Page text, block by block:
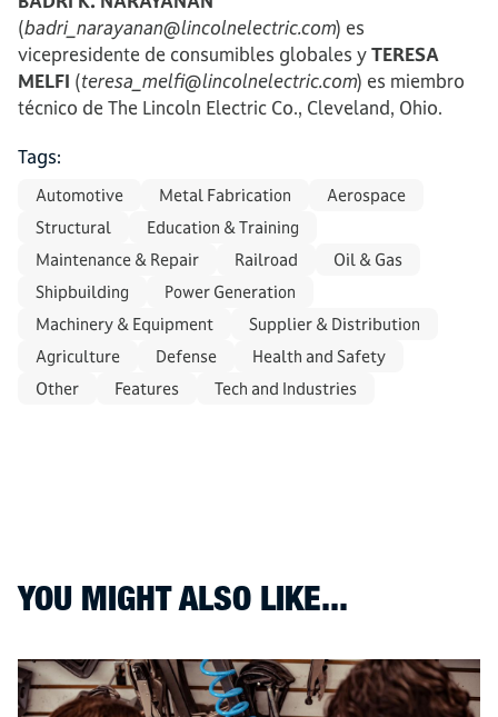
(badri_narayanan@lincolnelectric.com) es
vicepresidente de consumibles globales yTERESA
MELFI (teresa_melfi@lincolnelectric.com) es miembro
técnico de The Lincoln Electric Co., Cleveland, Ohio.
Tags:
Automotive Metal Fabrication
Aerospace
Structural
Education & Training
Maintenance & Repair
Railroad
Oil & Gas
Shipbuilding
Power Generation
Machinery & Equipment
Supplier & Distribution
Agriculture
Defense
Health and Safety
Other
Features Tech and Industries
YOU MIGHT ALSO LIKE...